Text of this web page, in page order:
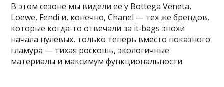
В этом сезоне мы видели ее у Bottega Veneta,
Loewe, Fendi и, конечно, Chanel — тех же брендов,
которые когда‑то отвечали за it‑bags эпохи
начала нулевых, только теперь вместо показного
гламура — тихая роскошь, экологичные
материалы и максимум функциональности.